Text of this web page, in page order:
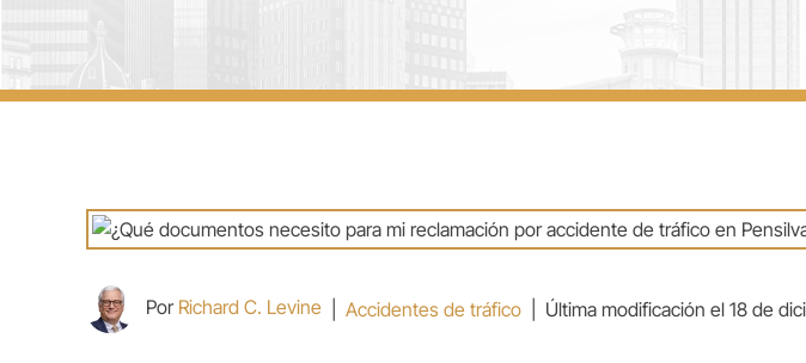
Por Richard C. Levine Accidentes de tráfico Última modificación el 18 de